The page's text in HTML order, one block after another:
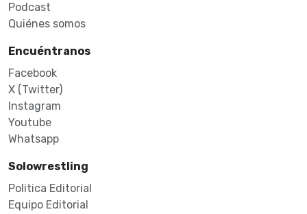
Podcast
Quiénes somos
Encuéntranos
Facebook
X (Twitter)
Instagram
Youtube
Whatsapp
Solowrestling
Politica Editorial
Equipo Editorial